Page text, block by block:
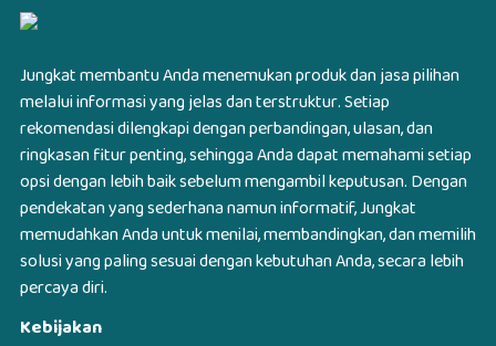
Jungkat membantu Anda menemukan produk dan jasa pilihan
melalui informasi yang jelas dan terstruktur. Setiap
rekomendasi dilengkapi dengan perbandingan, ulasan, dan
ringkasan fitur penting, sehingga Anda dapat memahami setiap
opsi dengan lebih baik sebelum mengambil keputusan. Dengan
pendekatan yang sederhana namun informatif, Jungkat
memudahkan Anda untuk menilai, membandingkan, dan memilih
solusi yang paling sesuai dengan kebutuhan Anda, secara lebih
percaya diri.
Kebijakan